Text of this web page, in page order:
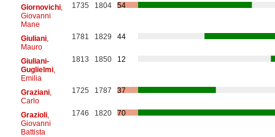
Giornovichi,
Giovanni
Mane
1735 1804 54
Giuliani,
Mauro
1781 1829 44
Giuliani-
Guglielmi,
Emilia
1813 1850 12
Graziani,
Carlo
1725 1787 37
Grazioli,
Giovanni
Battista
1746 1820 70